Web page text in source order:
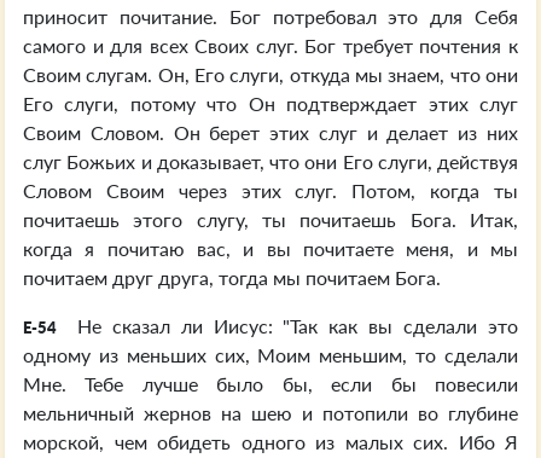
приносит почитание. Бог потребовал это для Себя
самого и для всех Своих слуг. Бог требует почтения к
Своим слугам. Он, Его слуги, откуда мы знаем, что они
Его слуги, потому что Он подтверждает этих слуг
Своим Словом. Он берет этих слуг и делает из них
слуг Божьих и доказывает, что они Его слуги, действуя
Словом Своим через этих слуг. Потом, когда ты
почитаешь этого слугу, ты почитаешь Бога. Итак,
когда я почитаю вас, и вы почитаете меня, и мы
почитаем друг друга, тогда мы почитаем Бога.
E-54
Не сказал ли Иисус: "Так как вы сделали это
одному из меньших сих, Моим меньшим, то сделали
Мне. Тебе лучше было бы, если бы повесили
мельничный жернов на шею и потопили во глубине
морской, чем обидеть одного из малых сих. Ибо Я